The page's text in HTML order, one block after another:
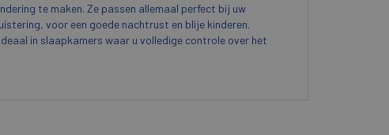
te maken. Ze passen allemaal perfect bij uw
voor een goede nachtrust en blije kinderen.
in slaapkamers waar u volledige controle over het